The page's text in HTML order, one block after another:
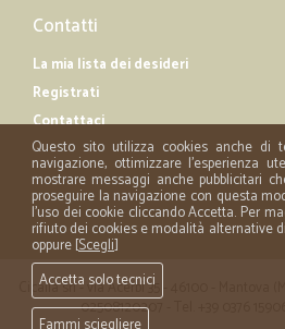
Contatti
La mia lista dei desideri
Registrati
Contattaci
Cicalia srl - via Acerbi 35 - 46100 - Mantova
02508120207 - Tel. +39 0376
Questo sito utilizza cookies anche di
navigazione, ottimizzare l'esperienza
mostrare messaggi anche pubblicitari
proseguire la navigazione con questa
l'uso dei cookie cliccando Accetta. Per
rifiuto dei cookies e modalità alternative
oppure [Scegli]
Accetta solo tecnici